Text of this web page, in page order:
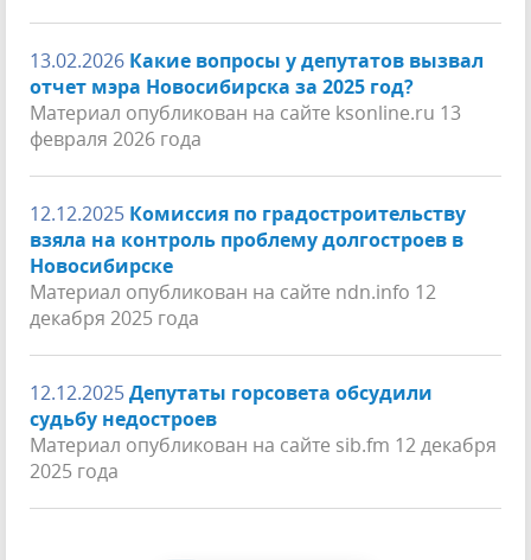
13.02.2026 Какие вопросы у депутатов вызвал
отчет мэра Новосибирска за 2025 год?
Материал опубликован на сайте ksonline.ru 13
февраля 2026 года
12.12.2025 Комиссия по градостроительству
взяла на контроль проблему долгостроев в
Новосибирске
Материал опубликован на сайте ndn.info 12
декабря 2025 года
12.12.2025Депутаты горсовета обсудили
судьбу недостроев
Материал опубликован на сайте sib.fm 12 декабря
2025 года